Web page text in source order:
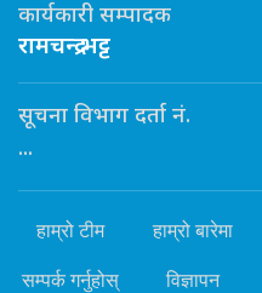
कार्यकारी सम्पादक
रामचन्द्र भट्ट
सूचना विभाग दर्ता नं.
...
हाम्रो टीम हाम्रो बारेमा
सम्पर्क गर्नुहोस् विज्ञापन